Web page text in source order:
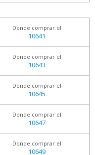
Donde comprar el
10641
Donde comprar el
10643
Donde comprar el
10645
Donde comprar el
10647
Donde comprar el
10649